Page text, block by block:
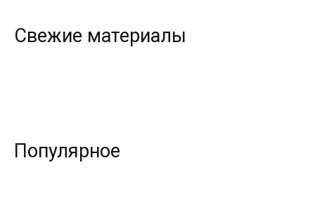
Свежие материалы
Популярное